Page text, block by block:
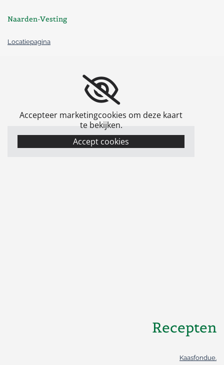
Naarden-Vesting
Locatiepagina
Accepteer marketingcookies om deze kaart
te bekijken.
Accept cookies
Recepten
Kaasfondue.